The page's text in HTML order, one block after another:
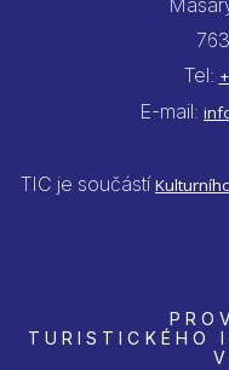
Tel:
E-mail:
TIC je součástí
TURISTICKÉHO